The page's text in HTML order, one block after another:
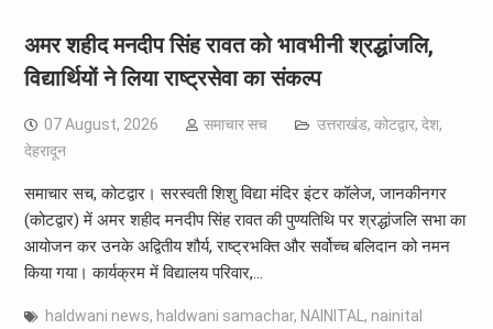
अमर शहीद मनदीप सिंह रावत को भावभीनी श्रद्धांजलि,
विद्यार्थियों ने लिया राष्ट्रसेवा का संकल्प
07 August, 2026 समाचार सच उत्तराखंड, कोटद्वार, देश,
देहरादून
समाचार सच, कोटद्वार। सरस्वती शिशु विद्या मंदिर इंटर कॉलेज, जानकीनगर
(कोटद्वार) में अमर शहीद मनदीप सिंह रावत की पुण्यतिथि पर श्रद्धांजलि सभा का
आयोजन कर उनके अद्वितीय शौर्य, राष्ट्रभक्ति और सर्वोच्च बलिदान को नमन
किया गया। कार्यक्रम में विद्यालय परिवार,…
haldwani news, haldwani samachar, NAINITAL , nainital